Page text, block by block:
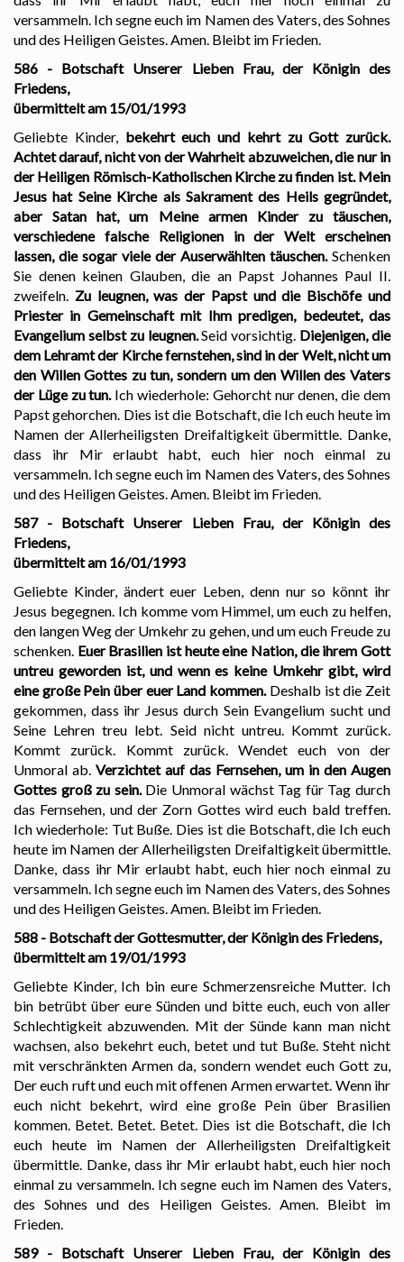
versammeln. Ich segne euch im Namen des Vaters, des Sohnes
und des Heiligen Geistes. Amen. Bleibt im Frieden.
586 - Botschaft Unserer Lieben Frau, der Königin des
Friedens,
übermittelt am 15/01/1993
Geliebte Kinder, bekehrt euch und kehrt zu Gott zurück.
Achtet darauf, nicht von der Wahrheit abzuweichen, die nur in
der Heiligen Römisch-Katholischen Kirche zu finden ist. Mein
Jesus hat Seine Kirche als Sakrament des Heils gegründet,
aber Satan hat, um Meine armen Kinder zu täuschen,
verschiedene falsche Religionen in der Welt erscheinen
lassen, die sogar viele der Auserwählten täuschen. Schenken
Sie denen keinen Glauben, die an Papst Johannes Paul II.
zweifeln. Zu leugnen, was der Papst und die Bischöfe und
Priester in Gemeinschaft mit Ihm predigen, bedeutet, das
Evangelium selbst zu leugnen.Seid vorsichtig. Diejenigen, die
dem Lehramt der Kirche fernstehen, sind in der Welt, nicht um
den Willen Gottes zu tun, sondern um den Willen des Vaters
der Lüge zu tun. Ich wiederhole: Gehorcht nur denen, die dem
Papst gehorchen. Dies ist die Botschaft, die Ich euch heute im
Namen der Allerheiligsten Dreifaltigkeit übermittle. Danke,
dass ihr Mir erlaubt habt, euch hier noch einmal zu
versammeln. Ich segne euch im Namen des Vaters, des Sohnes
und des Heiligen Geistes. Amen. Bleibt im Frieden.
587 - Botschaft Unserer Lieben Frau, der Königin des
Friedens,
übermittelt am 16/01/1993
Geliebte Kinder, ändert euer Leben, denn nur so könnt ihr
Jesus begegnen. Ich komme vom Himmel, um euch zu helfen,
den langen Weg der Umkehr zu gehen, und um euch Freude zu
schenken. Euer Brasilien ist heute eine Nation, die ihrem Gott
untreu geworden ist, und wenn es keine Umkehr gibt, wird
eine große Pein über euer Land kommen. Deshalb ist die Zeit
gekommen, dass ihr Jesus durch Sein Evangelium sucht und
Seine Lehren treu lebt. Seid nicht untreu. Kommt zurück.
Kommt zurück. Kommt zurück. Wendet euch von der
Unmoral ab. Verzichtet auf das Fernsehen, um in den Augen
Gottes groß zu sein.Die Unmoral wächst Tag für Tag durch
das Fernsehen, und der Zorn Gottes wird euch bald treffen.
Ich wiederhole: Tut Buße. Dies ist die Botschaft, die Ich euch
heute im Namen der Allerheiligsten Dreifaltigkeit übermittle.
Danke, dass ihr Mir erlaubt habt, euch hier noch einmal zu
versammeln. Ich segne euch im Namen des Vaters, des Sohnes
und des Heiligen Geistes. Amen. Bleibt im Frieden.
588 - Botschaft der Gottesmutter, der Königin des Friedens,
übermittelt am 19/01/1993
Geliebte Kinder, Ich bin eure Schmerzensreiche Mutter. Ich
bin betrübt über eure Sünden und bitte euch, euch von aller
Schlechtigkeit abzuwenden. Mit der Sünde kann man nicht
wachsen, also bekehrt euch, betet und tut Buße. Steht nicht
mit verschränkten Armen da, sondern wendet euch Gott zu,
Der euch ruft und euch mit offenen Armen erwartet. Wenn ihr
euch nicht bekehrt, wird eine große Pein über Brasilien
kommen. Betet. Betet. Betet. Dies ist die Botschaft, die Ich
euch heute im Namen der Allerheiligsten Dreifaltigkeit
übermittle. Danke, dass ihr Mir erlaubt habt, euch hier noch
einmal zu versammeln. Ich segne euch im Namen des Vaters,
des Sohnes und des Heiligen Geistes. Amen. Bleibt im
Frieden.
589 - Botschaft Unserer Lieben Frau, der Königin des